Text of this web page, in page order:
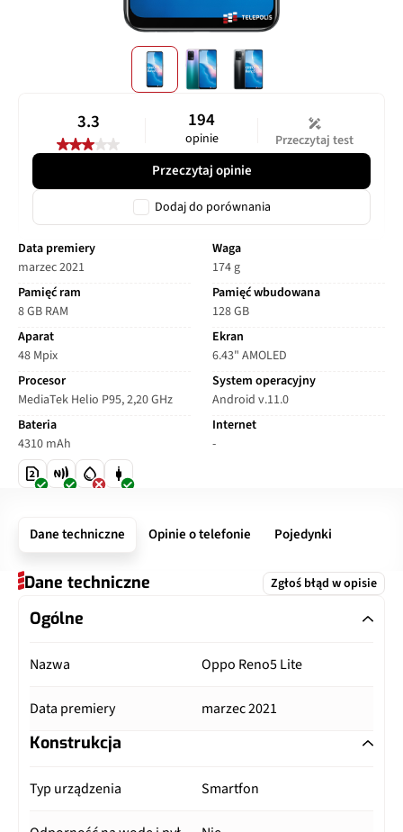
3.3 194
opinie Przeczytaj test
Przeczytaj opinie
Dodaj do porównania
Data premiery
marzec 2021
Pamięć ram
8 GB RAM
Aparat
48 Mpix
Procesor
MediaTek Helio P95, 2,20 GHz
Bateria
4310 mAh
Waga
174 g
Pamięć wbudowana
128 GB
Ekran
6.43" AMOLED
System operacyjny
Android v.11.0
Internet
-
Dane techniczne Opinie o telefonie Pojedynki
Dane techniczne Zgłoś błąd w opisie
Ogólne
Nazwa Oppo Reno5 Lite
Data premiery marzec 2021
Konstrukcja
Typ urządzenia Smartfon